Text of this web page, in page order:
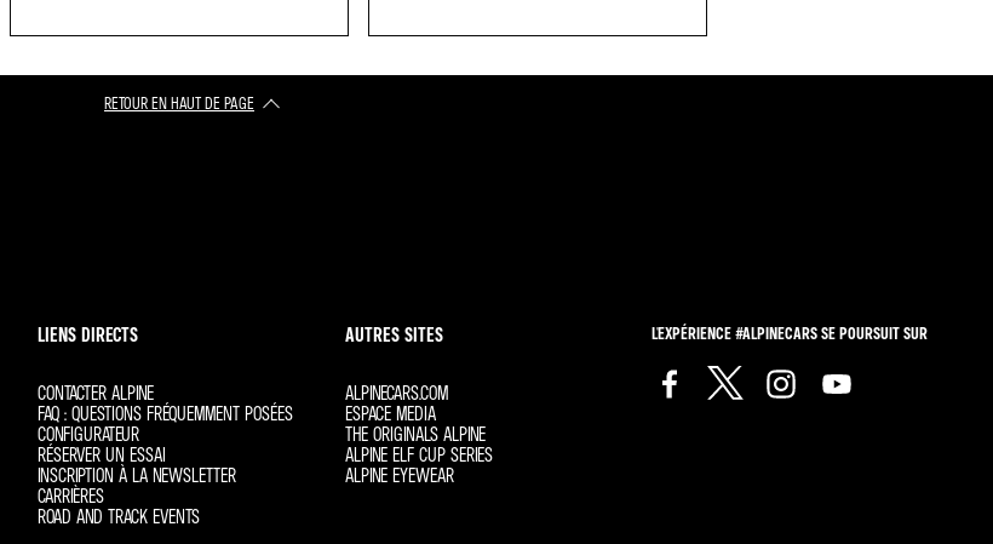
RETOUR EN HAUT DE PAGE
LIENS DIRECTS
CONTACTER ALPINE
FAQ : QUESTIONS FRÉQUEMMENT POSÉES
CONFIGURATEUR
RÉSERVER UN ESSAI
INSCRIPTION À LA NEWSLETTER
CARRIÈRES
ROAD AND TRACK EVENTS
AUTRES SITES
ALPINECARS.COM
ESPACE MEDIA
THE ORIGINALS ALPINE
ALPINE ELF CUP SERIES
ALPINE EYEWEAR
L'EXPÉRIENCE #ALPINECARS SE POURSUIT SUR